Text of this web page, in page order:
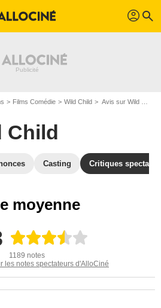
profil search
Films Comédie Wild Child Avis sur Wild Child
Child
Casting Critiques
moyenne
1189 notes
les notes spectateurs d'AlloCiné